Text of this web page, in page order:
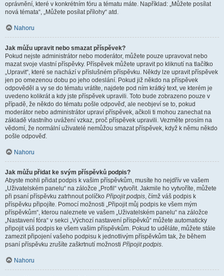
oprávnění, které v konkrétním fóru a tématu máte. Například: „Můžete posílat
nová témata“, „Můžete posílat přílohy“ atd.
Nahoru
Jak můžu upravit nebo smazat příspěvek?
Pokud nejste administrátor nebo moderátor, můžete pouze upravovat nebo
mazat svoje vlastní příspěvky. Příspěvek můžete upravit po kliknutí na tlačítko
„Upravit“, které se nachází v příslušném příspěvku. Někdy lze upravit příspěvek
jen po omezenou dobu po jeho odeslání. Pokud již někdo na příspěvek
odpověděl a vy se do tématu vrátíte, najdete pod ním krátký text, ve kterém je
uvedeno kolikrát a kdy jste příspěvek upravili. Toto bude zobrazeno pouze v
případě, že někdo do tématu pošle odpověď, ale neobjeví se to, pokud
moderátor nebo administrátor upraví příspěvek, ačkoli ti mohou zanechat na
základě vlastního uvážení vzkaz, proč příspěvek upravili. Vezměte prosím na
vědomí, že normální uživatelé nemůžou smazat příspěvek, když k němu někdo
pošle odpověď.
Nahoru
Jak můžu přidat ke svým příspěvků podpis?
Abyste mohli přidat podpis k vašim příspěvkům, musíte ho nejdřív ve vašem
„Uživatelském panelu“ na záložce „Profil“ vytvořit. Jakmile ho vytvoříte, můžete
při psaní příspěvku zatrhnout políčko Připojit podpis, čímž váš podpis k
příspěvku připojíte. Pomocí možnosti „Připojit můj podpis ke všem mým
příspěvkům“, kterou naleznete ve vašem „Uživatelském panelu“ na záložce
„Nastavení fóra“ v sekci „Výchozí nastavení příspěvků“ můžete automaticky
připojit váš podpis ke všem vašim příspěvkům. Pokud to uděláte, můžete stále
zamezit připojení vašeho podpisu k jednotlivým příspěvkům tak, že během
psaní příspěvku zrušíte zaškrtnutí možnosti Připojit podpis.
Nahoru